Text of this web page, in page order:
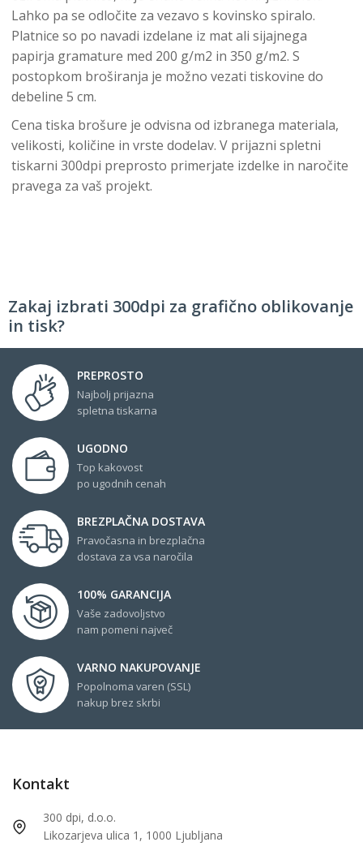
Lahko pa se odločite za vezavo s kovinsko spiralo.
Platnice so po navadi izdelane iz mat ali sijajnega
papirja gramature med 200 g/m2 in 350 g/m2. S
postopkom broširanja je možno vezati tiskovine do
debeline 5 cm.
Cena tiska brošure je odvisna od izbranega materiala,
velikosti, količine in vrste dodelav. V prijazni spletni
tiskarni 300dpi preprosto primerjate izdelke in naročite
pravega za vaš projekt.
Zakaj izbrati 300dpi za grafično oblikovanje
in tisk?
PREPROSTO
Najbolj prijazna
spletna tiskarna
UGODNO
Top kakovost
po ugodnih cenah
BREZPLAČNA DOSTAVA
Pravočasna in brezplačna
dostava za vsa naročila
100% GARANCIJA
Vaše zadovoljstvo
nam pomeni največ
VARNO NAKUPOVANJE
Popolnoma varen (SSL)
nakup brez skrbi
Kontakt
300 dpi, d.o.o.
Likozarjeva ulica 1, 1000 Ljubljana